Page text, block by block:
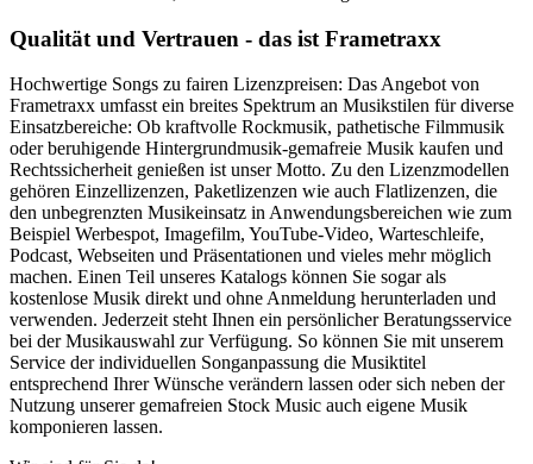
Qualität und Vertrauen - das ist Frametraxx
Hochwertige Songs zu fairen Lizenzpreisen: Das Angebot von
Frametraxx umfasst ein breites Spektrum an Musikstilen für diverse
Einsatzbereiche: Ob kraftvolle Rockmusik, pathetische Filmmusik
oder beruhigende Hintergrundmusik-gemafreie Musik kaufen und
Rechtssicherheit genießen ist unser Motto. Zu den Lizenzmodellen
gehören Einzellizenzen, Paketlizenzen wie auch Flatlizenzen, die
den unbegrenzten Musikeinsatz in Anwendungsbereichen wie zum
Beispiel Werbespot, Imagefilm, YouTube-Video, Warteschleife,
Podcast, Webseiten und Präsentationen und vieles mehr möglich
machen. Einen Teil unseres Katalogs können Sie sogar als
kostenlose Musik direkt und ohne Anmeldung herunterladen und
verwenden. Jederzeit steht Ihnen ein persönlicher Beratungsservice
bei der Musikauswahl zur Verfügung. So können Sie mit unserem
Service der individuellen Songanpassung die Musiktitel
entsprechend Ihrer Wünsche verändern lassen oder sich neben der
Nutzung unserer gemafreien Stock Music auch eigene Musik
komponieren lassen.